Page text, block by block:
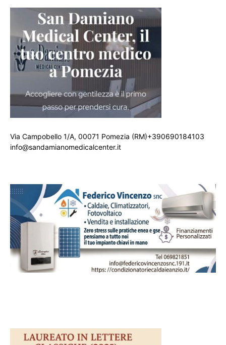
Via Campobello 1/A, 00071 Pomezia (RM)+390690184103
info@sandamianomedicalcenter.it